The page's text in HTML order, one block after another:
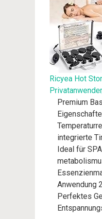
Ricyea Hot
Premium
integrierte
Ideal für
Anwendung
Perfektes